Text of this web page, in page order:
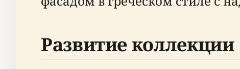
Развитие коллекции